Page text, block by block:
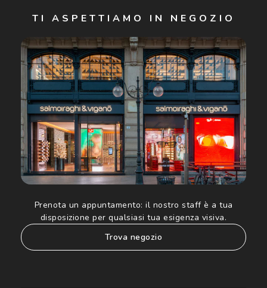
Cliccando su "Iscriviti", confermo di avere più di 16 anni e
acconsento all'utilizzo dei miei Dati Personali da parte di
Luxottica Group S.p.A. per l'invio di offerte speciali, novità
ed altre comunicazioni di carattere pubblicitario (consultare
Informativa sulla privacyper ulteriori informazioni).
TI ASPETTIAMO IN NEGOZIO
Prenota un appuntamento: il nostro staff è a tua
disposizione per qualsiasi tua esigenza visiva.
trova negozio